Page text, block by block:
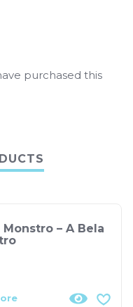
purchased this
Monstro – A Bela